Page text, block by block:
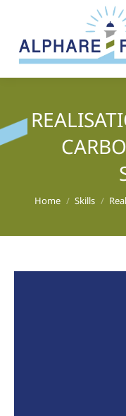
You are here:
Home Skills